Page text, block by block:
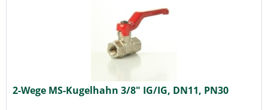
2-Wege MS-Kugelhahn 3/8" IG/IG, DN11, PN30